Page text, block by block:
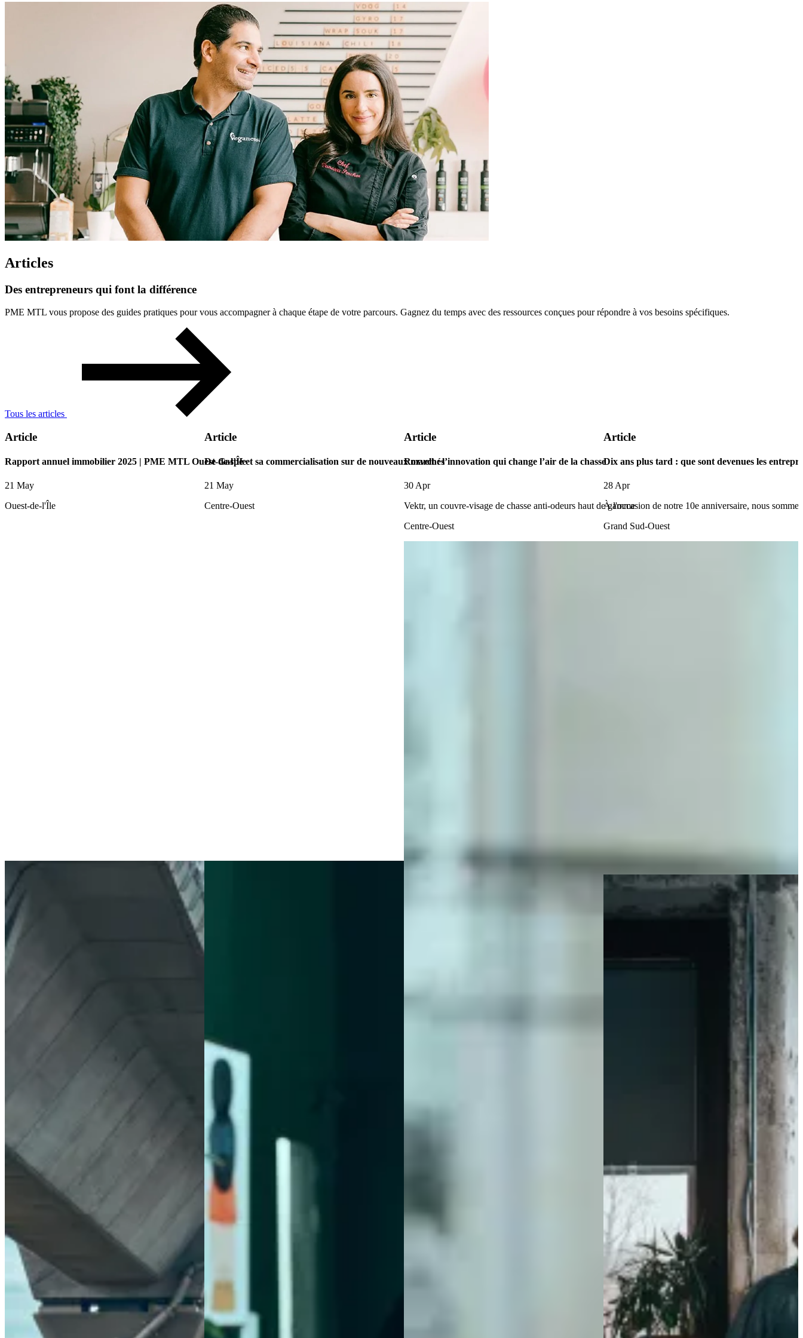
Articles
Des entrepreneurs qui font la différence
PME MTL vous propose des guides pratiques pour vous accompagner à chaque étape de votre parcours. Gagnez du temps avec des ressources conçues pour répondre à vos besoins spécifiques.
Tous les articles
Article
Rapport annuel immobilier 2025 | PME MTL Ouest-de-l’Île
21 May
Ouest-de-l'Île
Article
De Gaspé et sa commercialisation sur de nouveaux marchés
21 May
Centre-Ouest
Article
Rozvelt : l’innovation qui change l’air de la chasse
30 Apr
Vektr, un couvre-visage de chasse anti-odeurs haut de gamme
Centre-Ouest
Article
Dix ans plus tard : que sont devenues les
28 Apr
À l'occasion de notre 10e anniversaire, nous
Grand Sud-Ouest